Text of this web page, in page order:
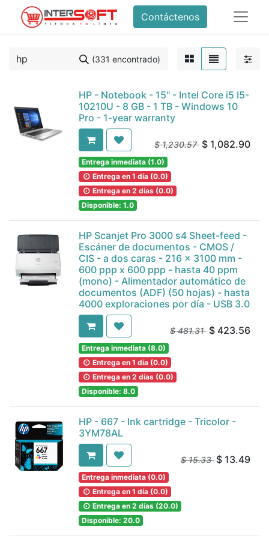
Contáctenos
(331 encontrado)
HP - Notebook - 15" - Intel Core i5 I5-
10210U - 8 GB - 1 TB - Windows 10
Pro - 1-year warranty
$1,230.57 $ 1,082.90
Entrega inmediata (1.0)
Entrega en 1 día (0.0)
Entrega en 2 días (0.0)
Disponible: 1.0
HP Scanjet Pro 3000 s4 Sheet-feed -
Escáner de documentos - CMOS /
CIS - a dos caras - 216 x 3100 mm -
600 ppp x 600 ppp - hasta 40 ppm
(mono) - Alimentador automático de
documentos (ADF) (50 hojas) - hasta
4000 exploraciones por día - USB 3.0
$481.31 $ 423.56
Entrega inmediata (8.0)
Entrega en 1 día (0.0)
Entrega en 2 días (0.0)
Disponible: 8.0
HP - 667 - Ink cartridge - Tricolor -
3YM78AL
$15.33 $ 13.49
Entrega inmediata (0.0)
Entrega en 1 día (0.0)
Entrega en 2 días (20.0)
Disponible: 20.0